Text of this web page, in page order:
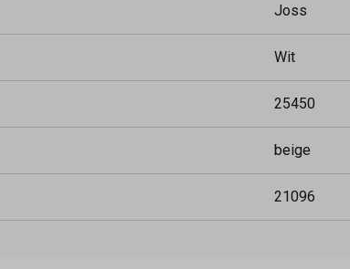
Joss
Wit
25450
beige
21096